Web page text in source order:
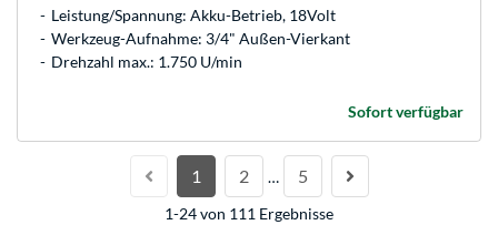
Leistung/Spannung: Akku-Betrieb, 18Volt
Werkzeug-Aufnahme: 3/4" Außen-Vierkant
Drehzahl max.: 1.750 U/min
Sofort verfügbar
1 2 … 5
1-24 von 111 Ergebnisse